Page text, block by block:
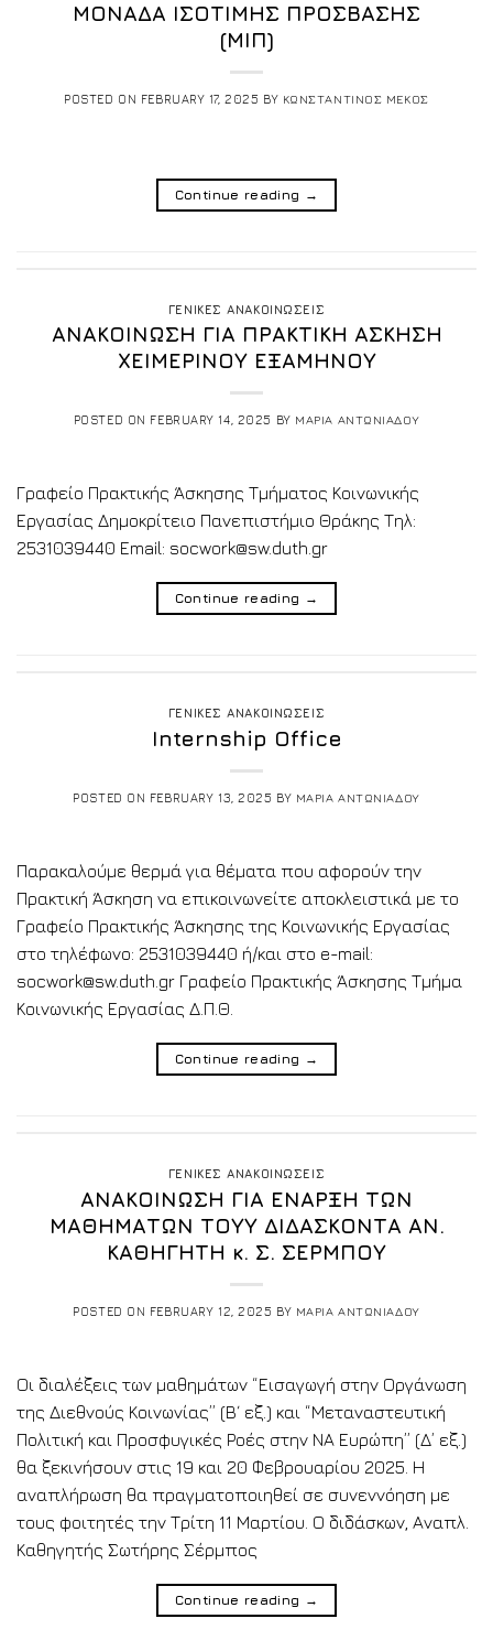
ΜΟΝΑΔΑ ΙΣΟΤΙΜΗΣ ΠΡΟΣΒΑΣΗΣ
(ΜΙΠ)
POSTED ON FEBRUARY 17, 2025 BY ΚΩΝΣΤΑΝΤΙΝΟΣ ΜΕΚΟΣ
Continue reading →
ΓΕΝΙΚΕΣ ΑΝΑΚΟΙΝΩΣΕΙΣ
ΑΝΑΚΟΙΝΩΣΗ ΓΙΑ ΠΡΑΚΤΙΚΗ ΑΣΚΗΣΗ
ΧΕΙΜΕΡΙΝΟΥ ΕΞΑΜΗΝΟΥ
POSTED ON FEBRUARY 14, 2025 BY ΜΑΡΙΑ ΑΝΤΩΝΙΑΔΟΥ
Γραφείο Πρακτικής Άσκησης Τμήματος Κοινωνικής
Εργασίας Δημοκρίτειο Πανεπιστήμιο Θράκης Τηλ:
2531039440 Email: socwork@sw.duth.gr
Continue reading →
ΓΕΝΙΚΕΣ ΑΝΑΚΟΙΝΩΣΕΙΣ
Internship Office
POSTED ON FEBRUARY 13, 2025 BY ΜΑΡΙΑ ΑΝΤΩΝΙΑΔΟΥ
Παρακαλούμε θερμά για θέματα που αφορούν την
Πρακτική Άσκηση να επικοινωνείτε αποκλειστικά με το
Γραφείο Πρακτικής Άσκησης της Κοινωνικής Εργασίας
στο τηλέφωνο: 2531039440 ή/και στο e-mail:
socwork@sw.duth.gr Γραφείο Πρακτικής Άσκησης Τμήμα
Κοινωνικής Εργασίας Δ.Π.Θ.
Continue reading →
ΓΕΝΙΚΕΣ ΑΝΑΚΟΙΝΩΣΕΙΣ
ΑΝΑΚΟΙΝΩΣΗ ΓΙΑ ΕΝΑΡΞΗ ΤΩΝ
ΜΑΘΗΜΑΤΩΝ ΤΟΥΥ ΔΙΔΑΣΚΟΝΤΑ ΑΝ.
ΚΑΘΗΓΗΤΗ κ. Σ. ΣΕΡΜΠΟΥ
POSTED ON FEBRUARY 12, 2025 BY ΜΑΡΙΑ ΑΝΤΩΝΙΑΔΟΥ
Οι διαλέξεις των μαθημάτων “Εισαγωγή στην Οργάνωση
της Διεθνούς Κοινωνίας” (Β΄ εξ.) και “Μεταναστευτική
Πολιτική και Προσφυγικές Ροές στην ΝΑ Ευρώπη” (Δ’ εξ.)
θα ξεκινήσουν στις 19 και 20 Φεβρουαρίου 2025. Η
αναπλήρωση θα πραγματοποιηθεί σε συνεννόηση με
τους φοιτητές την Τρίτη 11 Μαρτίου. Ο διδάσκων, Αναπλ.
Καθηγητής Σωτήρης Σέρμπος
Continue reading →